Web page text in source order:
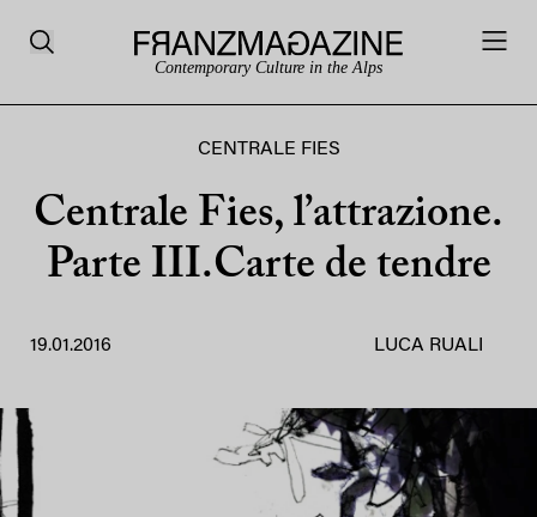
Contemporary Culture in the Alps
CENTRALE FIES
Centrale Fies, l’attrazione.
Parte III.Carte de tendre
19.01.2016 LUCA RUALI